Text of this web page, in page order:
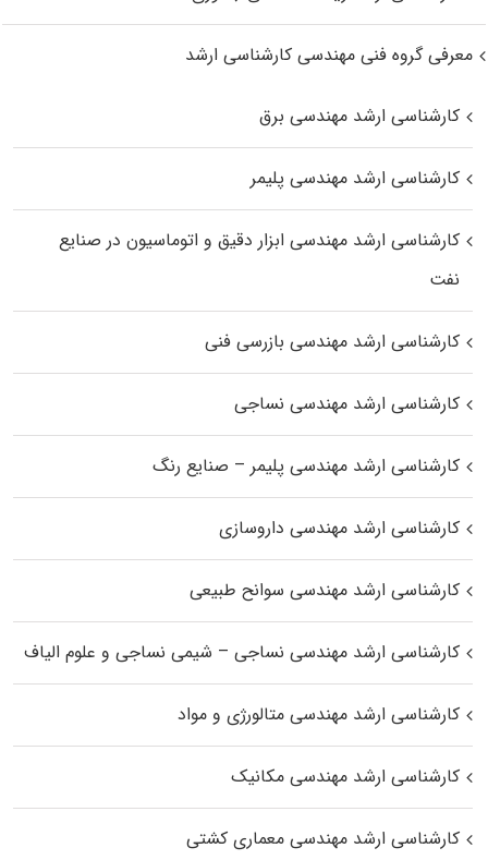
معرفی گروه فنی مهندسی کارشناسی ارشد
کارشناسی ارشد مهندسی برق
کارشناسی ارشد مهندسی پلیمر
کارشناسی ارشد مهندسی ابزار دقیق و اتوماسیون در صنایع
نفت
کارشناسی ارشد مهندسی بازرسی فنی
کارشناسی ارشد مهندسی نساجی
کارشناسی ارشد مهندسی پلیمر – صنایع رنگ
کارشناسی ارشد مهندسی داروسازی
کارشناسی ارشد مهندسی سوانح طبیعی
کارشناسی ارشد مهندسی نساجی – شیمی نساجی و علوم الیاف
کارشناسی ارشد مهندسی متالورژی و مواد
کارشناسی ارشد مهندسی مکانیک
کارشناسی ارشد مهندسی معماری کشتی